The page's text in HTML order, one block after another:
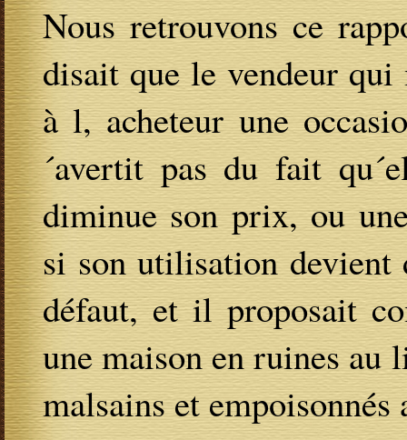
Nous retrouvons ce
disait que le vendeur
à l, acheteur une
´avertit pas du fait
diminue son prix, ou
si son utilisation
défaut, et il proposait
une maison en ruines au
malsains et empoisonnés